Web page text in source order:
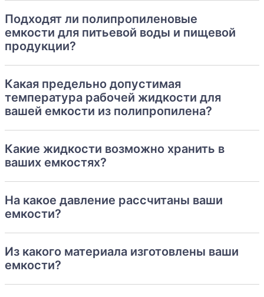
Подходят ли полипропиленовые
емкости для питьевой воды и пищевой
продукции?
Какая предельно допустимая
температура рабочей жидкости для
вашей емкости из полипропилена?
Какие жидкости возможно хранить в
ваших емкостях?
На какое давление рассчитаны ваши
емкости?
Из какого материала изготовлены ваши
емкости?